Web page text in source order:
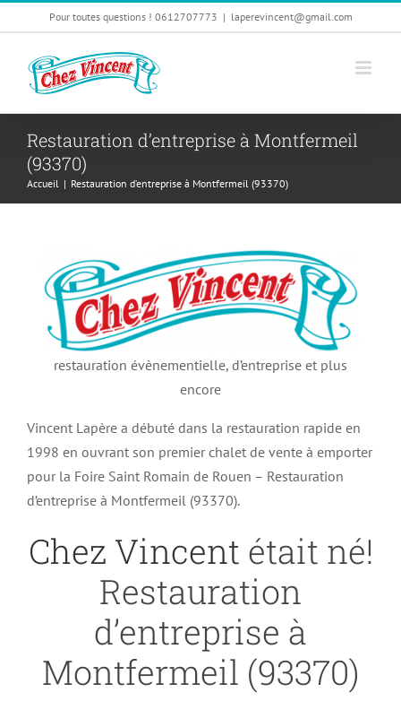
au
contenu
Pour toutes questions ! 0612707773 | laperevincent@gmail.com
Restauration d’entreprise à Montfermeil
(93370)
Accueil | Restauration d’entreprise à Montfermeil (93370)
restauration évènementielle, d’entreprise et plus
encore
Vincent Lapère a débuté dans la restauration rapide en
1998 en ouvrant son premier chalet de vente à emporter
pour la Foire Saint Romain de Rouen – Restauration
d’entreprise à Montfermeil (93370).
Chez Vincent était né!
Restauration
d’entreprise à
Montfermeil (93370)